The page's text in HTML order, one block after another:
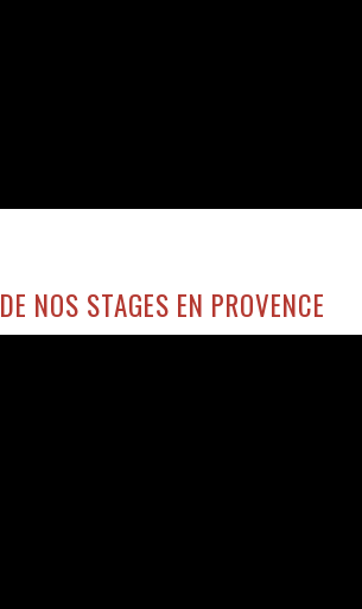
NOS STAGES EN PROVENCE